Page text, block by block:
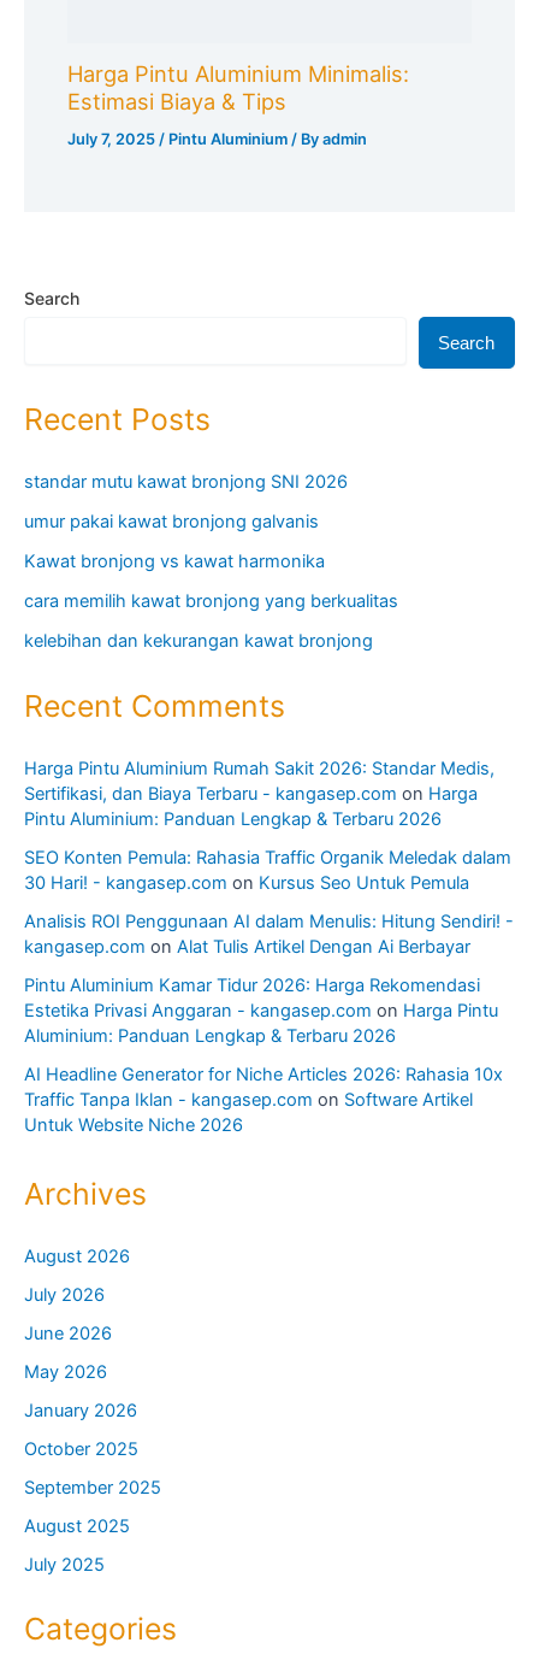
Harga Pintu Aluminium Minimalis:
Estimasi Biaya & Tips
July 7, 2025/ Pintu Aluminium / Byadmin
Search
Search
Recent Posts
standar mutu kawat bronjong SNI 2026
umur pakai kawat bronjong galvanis
Kawat bronjong vs kawat harmonika
cara memilih kawat bronjong yang berkualitas
kelebihan dan kekurangan kawat bronjong
Recent Comments
Harga Pintu Aluminium Rumah Sakit 2026: Standar Medis,
Sertifikasi, dan Biaya Terbaru - kangasep.com on Harga
Pintu Aluminium: Panduan Lengkap & Terbaru 2026
SEO Konten Pemula: Rahasia Traffic Organik Meledak dalam
30 Hari! - kangasep.com on Kursus Seo Untuk Pemula
Analisis ROI Penggunaan AI dalam Menulis: Hitung Sendiri! -
kangasep.com on Alat Tulis Artikel Dengan Ai Berbayar
Pintu Aluminium Kamar Tidur 2026: Harga Rekomendasi
Estetika Privasi Anggaran - kangasep.com on Harga Pintu
Aluminium: Panduan Lengkap & Terbaru 2026
AI Headline Generator for Niche Articles 2026: Rahasia 10x
Traffic Tanpa Iklan - kangasep.com on Software Artikel
Untuk Website Niche 2026
Archives
August 2026
July 2026
June 2026
May 2026
January 2026
October 2025
September 2025
August 2025
July 2025
Categories